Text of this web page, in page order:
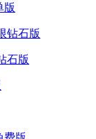
版
石版